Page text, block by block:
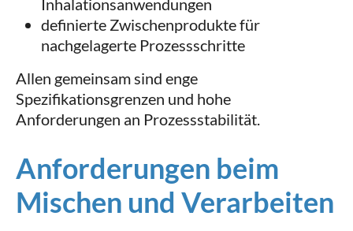
Inhalationsanwendungen
definierte Zwischenprodukte für
nachgelagerte Prozessschritte
Allen gemeinsam sind enge
Spezifikationsgrenzen und hohe
Anforderungen an Prozessstabilität.
Anforderungen beim
Mischen und Verarbeiten